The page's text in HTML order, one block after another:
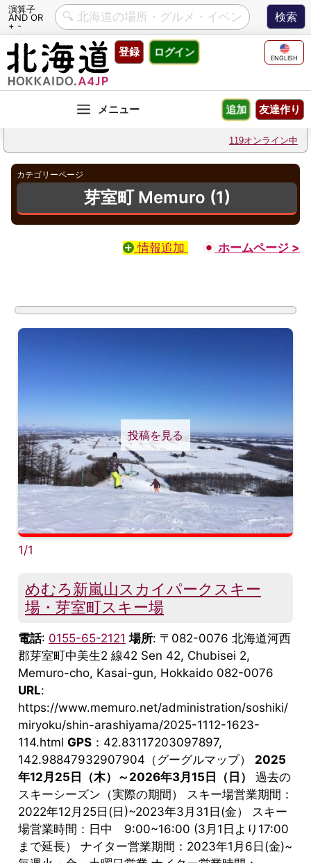
演算子
AND OR
+ -
Skip
content
登録 ログイン ENGLISH
友達作り
追加
119オンライン中
カテゴリーページ
芽室町 Memuro (1)
情報追加 ホームページ >
投稿を見る
1/1
めむろ新嵐山スカイパークスキー
場・芽室町スキー場
電話: 0155-65-2121 場所: 〒082-0076 北海道河西
郡芽室町中美生2 線42 Sen 42, Chubisei 2,
Memuro-cho, Kasai-gun, Hokkaido 082-0076
URL:
https://www.memuro.net/administration/soshiki/
miryoku/shin-arashiyama/2025-1112-1623-
114.html GPS ：42.83117203097897,
142.98847932907904（グーグルマップ） 2025
年12月25日（木）～2026年3月15日（日）
過去の
スキーシーズン（実際の期間） スキー場営業期間：
2022年12月25日(日)~2023年3月31日(金） スキー
場営業時間：日中 9:00~16:00 (3月1日より17:00
まで延長） ナイター営業期間：2023年1月6日(金)~